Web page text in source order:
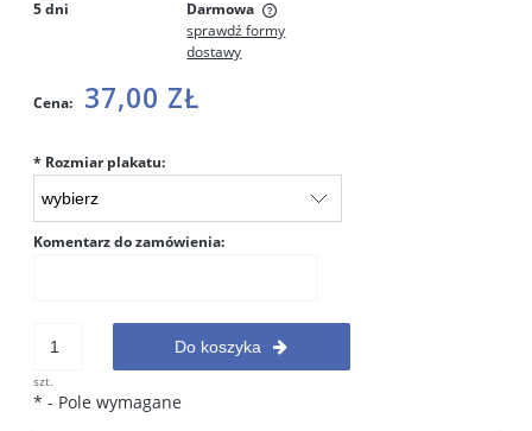
5 dni
Darmowa
Cena nie zawiera ewentualnych kosztów płatności
sprawdź formy
dostawy
Cena: 37,00 ZŁ
* Rozmiar plakatu:
Komentarz do zamówienia:
szt.
Do koszyka
* - Pole wymagane